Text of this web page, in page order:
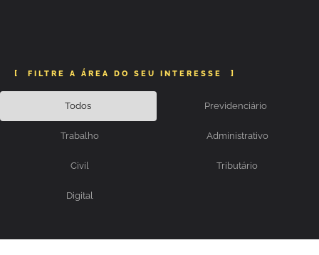
[ FILTRE A ÁREA DO SEU INTERESSE ]
Todos Previdenciário
Trabalho Administrativo
Civil Tributário
Digital